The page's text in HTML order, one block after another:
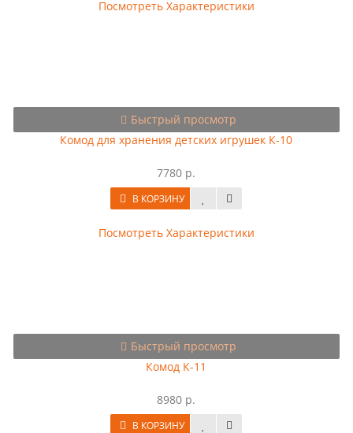
Посмотреть Характеристики
Быстрый просмотр
Комод для хранения детских игрушек К-10
7780 р.
В КОРЗИНУ
Посмотреть Характеристики
Быстрый просмотр
Комод К-11
8980 р.
В КОРЗИНУ